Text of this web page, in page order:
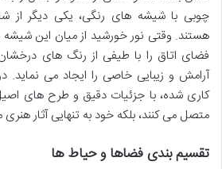
چوبی با شیشه های رنگی، یکی دیگر از
هستند. وقتی نور خورشید از میان این شیشه
فضای اتاق را با طیفی از رنگ های
آرامش و زیبایی خاصی را ایجاد می
کاری شده، با جزئیات دقیق و طرح های
متصل می کنند، بلکه خود به تنهایی آثار
تقسیم بندی فضاها و حیاط ها